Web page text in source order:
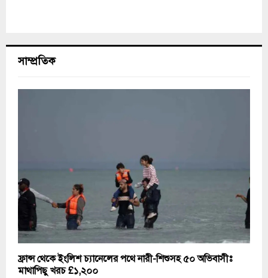
সাম্প্রতিক
ফ্রান্স থেকে ইংলিশ চ্যানেলের পথে নারী-শিশুসহ ৫০ অভিবাসীঃ
মাথাপিছু খরচ £১,২০০